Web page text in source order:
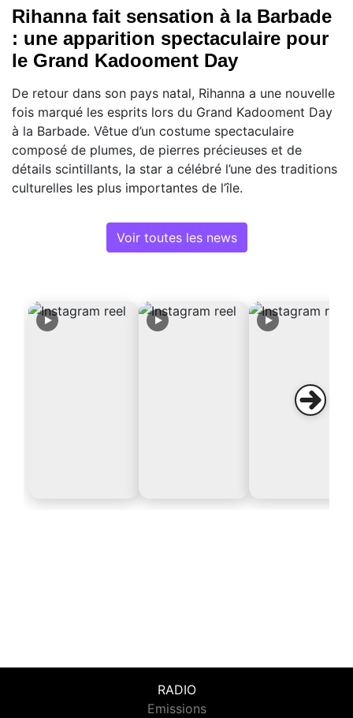
Rihanna fait sensation à la Barbade
: une apparition spectaculaire pour
le Grand Kadooment Day
De retour dans son pays natal, Rihanna a une nouvelle
fois marqué les esprits lors du Grand Kadooment Day
à la Barbade. Vêtue d’un costume spectaculaire
composé de plumes, de pierres précieuses et de
détails scintillants, la star a célébré l’une des traditions
culturelles les plus importantes de l’île.
Voir toutes les news
RADIO
Emissions